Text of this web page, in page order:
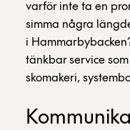
varför inte ta en
simma några
i
tänkbar service
skomakeri,